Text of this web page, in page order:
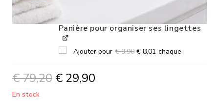
Panière pour organiser ses lingettes
Ajouter pour €9,90 € 8,01 chaque
€79,20 € 29,90
En stock